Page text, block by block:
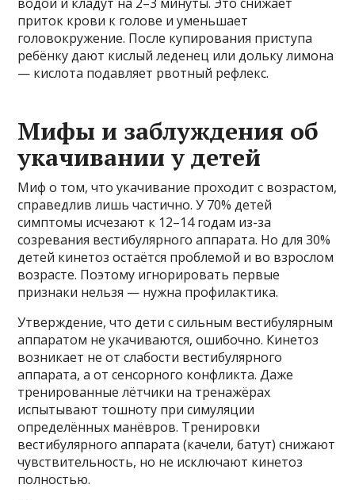
приток крови к голове и уменьшает
головокружение. После купирования приступа
ребёнку дают кислый леденец или дольку лимона
— кислота подавляет рвотный рефлекс.
Мифы и заблуждения об
укачивании у детей
Миф о том, что укачивание проходит с возрастом,
справедлив лишь частично. У 70% детей
симптомы исчезают к 12–14 годам из-за
созревания вестибулярного аппарата. Но для 30%
детей кинетоз остаётся проблемой и во взрослом
возрасте. Поэтому игнорировать первые
признаки нельзя — нужна профилактика.
Утверждение, что дети с сильным вестибулярным
аппаратом не укачиваются, ошибочно. Кинетоз
возникает не от слабости вестибулярного
аппарата, а от сенсорного конфликта. Даже
тренированные лётчики на тренажёрах
испытывают тошноту при симуляции
определённых манёвров. Тренировки
вестибулярного аппарата (качели, батут) снижают
чувствительность, но не исключают кинетоз
полностью.